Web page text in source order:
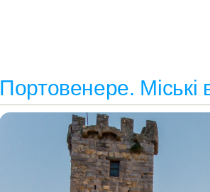
Портовенере. Міські